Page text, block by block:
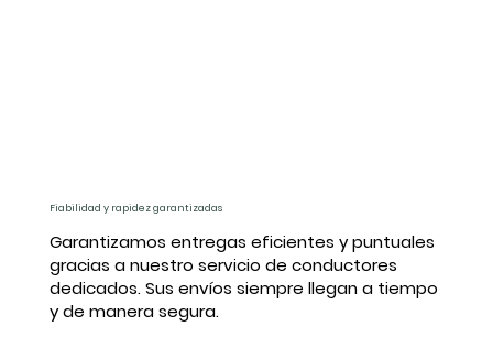
Fiabilidad y rapidez garantizadas
Garantizamos entregas eficientes y puntuales
gracias a nuestro servicio de conductores
dedicados. Sus envíos siempre llegan a tiempo
y de manera segura.